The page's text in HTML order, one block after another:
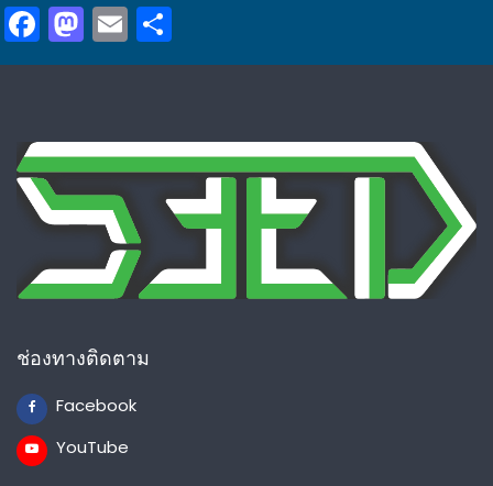
Facebook
Mastodon
Email
ช่องทางติดตาม
Facebook
YouTube